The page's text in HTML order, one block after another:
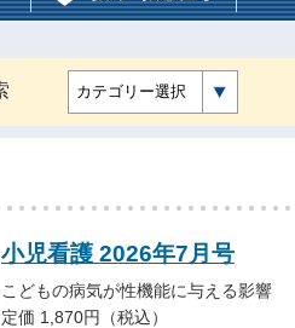
カテゴリー選択
小児看護 2026年7月号
こどもの病気が性機能に与える影響
定価 1,870円（税込）